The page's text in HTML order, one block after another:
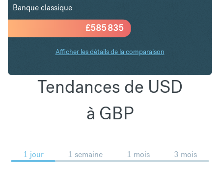
£585 835
Banque classique
Afficher les détails de la comparaison
Tendances de USD
à GBP
1 jour 1 semaine 1 mois 3 mois